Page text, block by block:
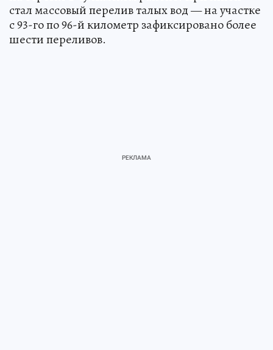
стал массовый перелив талых вод — на участке
с 93-го по 96-й километр зафиксировано более
шести переливов.